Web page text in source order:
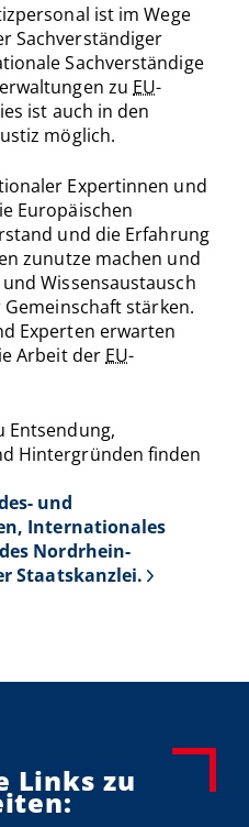
ist im Wege
Sachverständiger
Sachverständige
zu EU-
ist auch in den
möglich.
Expertinnen und
Europäischen
und die Erfahrung
zunutze machen und
Wissensaustausch
stärken.
Experten erwarten
Arbeit der EU-
Entsendung,
Hintergründen finden
und
Internationales
Nordrhein-
Staatskanzlei.
Links zu